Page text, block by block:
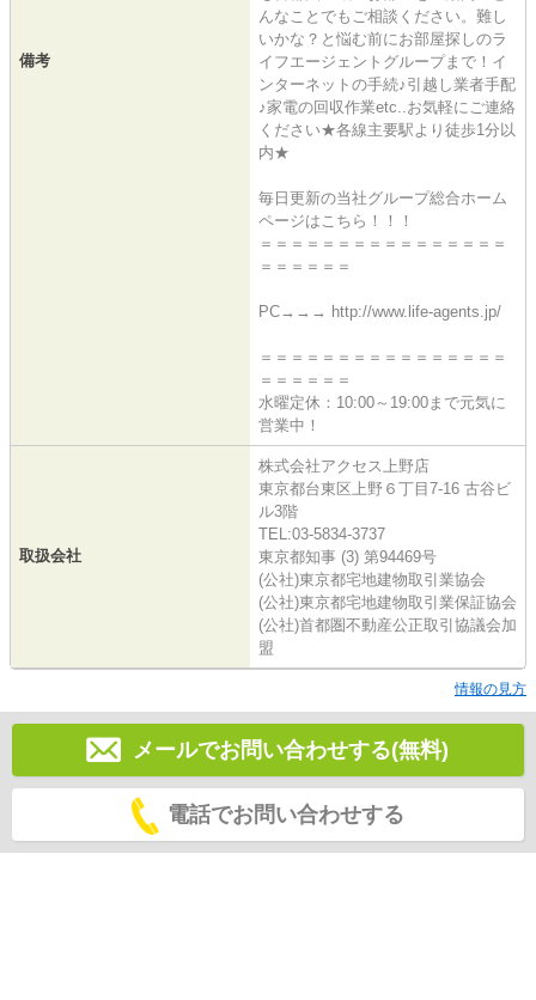
備考
んなことでもご相談ください。難し
いかな？と悩む前にお部屋探しのラ
イフエージェントグループまで！イ
ンターネットの手続♪引越し業者手配
♪家電の回収作業etc..お気軽にご連絡
ください★各線主要駅より徒歩1分以
内★
毎日更新の当社グループ総合ホーム
ページはこちら！！！
＝＝＝＝＝＝＝＝＝＝＝＝＝＝＝＝
＝＝＝＝＝＝
PC→→→ http://www.life-agents.jp/
＝＝＝＝＝＝＝＝＝＝＝＝＝＝＝＝
＝＝＝＝＝＝
水曜定休：10:00～19:00まで元気に
営業中！
取扱会社
株式会社アクセス上野店
東京都台東区上野６丁目7-16 古谷ビ
ル3階
TEL:03-5834-3737
東京都知事 (3) 第94469号
(公社)東京都宅地建物取引業協会
(公社)東京都宅地建物取引業保証協会
(公社)首都圏不動産公正取引協議会加
盟
情報の見方
メールでお問い合わせする(無料)
電話でお問い合わせする